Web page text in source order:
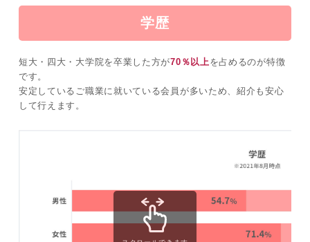
学歴
短大・四大・大学院を卒業した方が70％以上 を占めるのが特徴
です。
安定しているご職業に就いている会員が多いため、紹介も安心
して行えます。